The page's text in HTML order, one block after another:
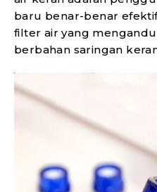
baru benar-benar
filter air yang
berbahan saringan